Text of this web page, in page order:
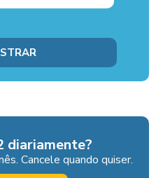
diariamente?
Cancele quando quiser.